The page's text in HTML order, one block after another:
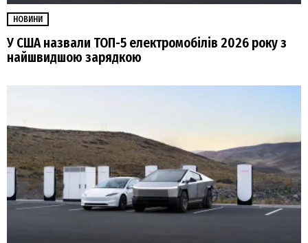
НОВИНИ
У США назвали ТОП-5 електромобілів 2026 року з
найшвидшою зарядкою